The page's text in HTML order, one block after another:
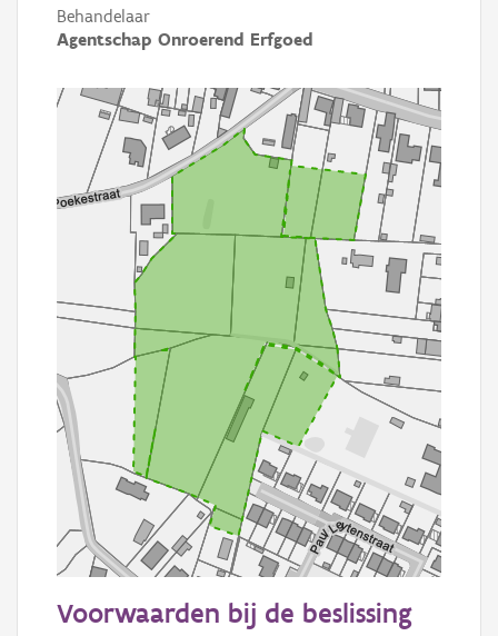
Behandelaar
Agentschap Onroerend Erfgoed
Informatie Vlaanderen
Voorwaarden bij de beslissing